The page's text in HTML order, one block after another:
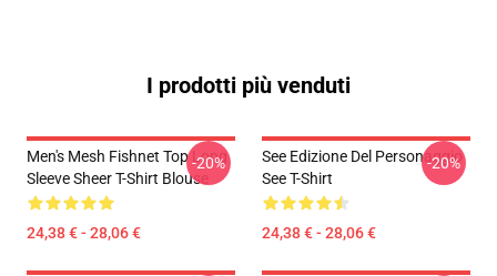
I prodotti più venduti
Men's Mesh Fishnet Top Long
Sleeve Sheer T-Shirt Blouse
24,38 € - 28,06 €
-20%
See Edizione Del Personaggio
See T-Shirt
24,38 € - 28,06 €
-20%